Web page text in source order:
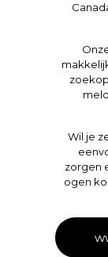
Wil je
zorgen
ogen